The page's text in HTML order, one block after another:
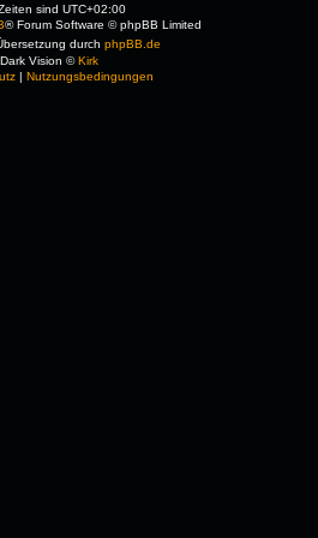
sind UTC+02:00
® Forum Software © phpBB Limited
durch phpBB.de
Dark Vision ©Kirk
| Nutzungsbedingungen